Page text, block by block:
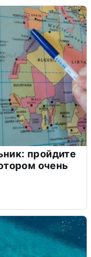
пройдите
очень